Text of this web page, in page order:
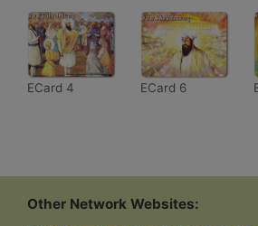
ECard 4 ECard 6
Other Network Websites: